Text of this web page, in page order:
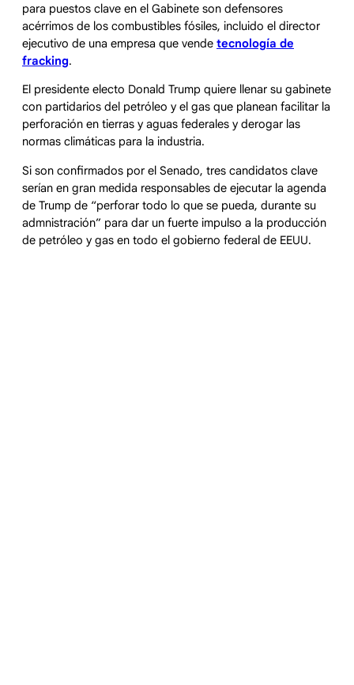
para puestos clave en el Gabinete son defensores
acérrimos de los combustibles fósiles, incluido el director
ejecutivo de una empresa que vende tecnología de
fracking.
El presidente electo Donald Trump quiere llenar su gabinete
con partidarios del petróleo y el gas que planean facilitar la
perforación en tierras y aguas federales y derogar las
normas climáticas para la industria.
Si son confirmados por el Senado, tres candidatos clave
serían en gran medida responsables de ejecutar la agenda
de Trump de “perforar todo lo que se pueda, durante su
admnistración” para dar un fuerte impulso a la producción
de petróleo y gas en todo el gobierno federal de EEUU.